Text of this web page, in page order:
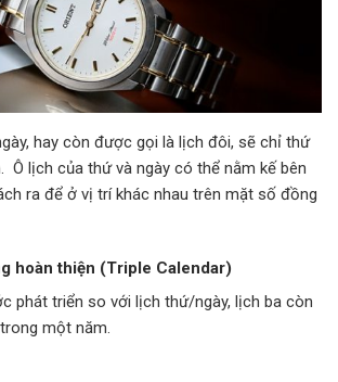
hay còn được gọi là lịch đôi, sẽ chỉ thứ
Ô lịch của thứ và ngày có thể nằm kế bên
ra để ở vị trí khác nhau trên mặt số đồng
hoàn thiện (Triple Calendar)
phát triển so với lịch thứ/ngày, lịch ba còn
một năm.